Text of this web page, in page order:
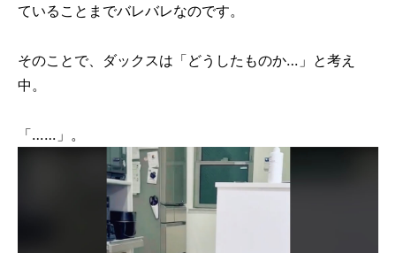
ていることまでバレバレなのです。
そのことで、ダックスは「どうしたものか…」と考え
中。
「……」。